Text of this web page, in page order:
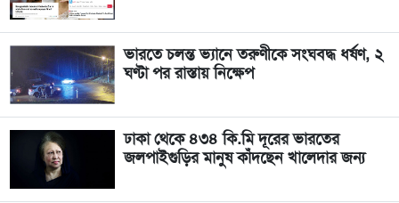
ভারতে চলন্ত ভ্যানে তরুণীকে সংঘবদ্ধ ধর্ষণ, ২
ঘণ্টা পর রাস্তায় নিক্ষেপ
ঢাকা থেকে ৪৩৪ কি.মি দূরের ভারতের
জলপাইগুড়ির মানুষ কাঁদছেন খালেদার জন্য